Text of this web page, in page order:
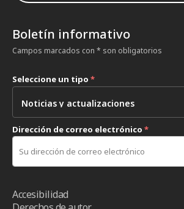
Boletín informativo
Campos marcados con * son obligatorios
Seleccione un tipo *
Dirección de correo electrónico *
Accesibilidad